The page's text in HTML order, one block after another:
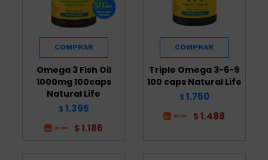
Omega 3 Fish Oil
1000mg 100caps
Natural Life
$ 1.395
$ 1.186
Triple Omega 3-6-9
100 caps Natural Life
$ 1.750
$ 1.488